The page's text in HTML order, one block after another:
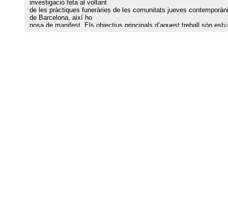
investigació feta al voltant
de les pràctiques funeràries de les comunitats jueves
de Barcelona, així ho
posa de manifest. Els objectius principals d’aquest treball són